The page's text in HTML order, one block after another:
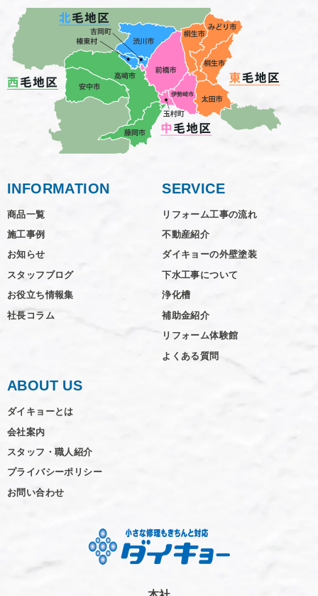
INFORMATION
商品一覧
施工事例
お知らせ
スタッフブログ
お役立ち情報集
社長コラム
SERVICE
リフォーム工事の流れ
不動産紹介
ダイキョーの外壁塗装
下水工事について
浄化槽
補助金紹介
リフォーム体験館
よくある質問
ABOUT US
ダイキョーとは
会社案内
スタッフ・職人紹介
プライバシーポリシー
お問い合わせ